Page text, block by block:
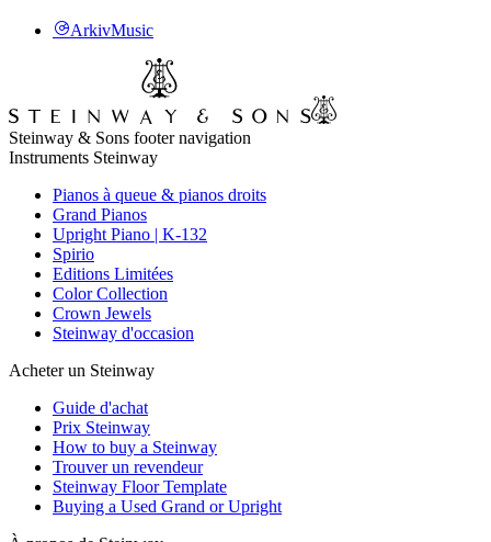
ArkivMusic
Steinway & Sons footer navigation
Instruments Steinway
Pianos à queue & pianos droits
Grand Pianos
Upright Piano | K-132
Spirio
Editions Limitées
Color Collection
Crown Jewels
Steinway d'occasion
Acheter un Steinway
Guide d'achat
Prix Steinway
How to buy a Steinway
Trouver un revendeur
Steinway Floor Template
Buying a Used Grand or Upright